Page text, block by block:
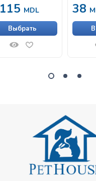
115 MDL
Выбрать
38